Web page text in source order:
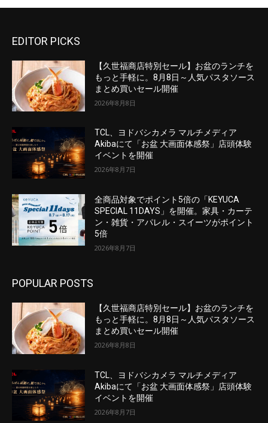
EDITOR PICKS
【久世福商店特別セール】お盆のランチを
もっと手軽に。8月8日～人気パスタソース
まとめ買いセール開催
2026年8月8日
TCL、ヨドバシカメラ マルチメディア
Akibaにて「お盆 大画面体感祭」店頭体験
イベントを開催
2026年8月7日
全商品対象でポイント5倍の「KEYUCA
SPECIAL 11DAYS」を開催。家具・カーテ
ン・雑貨・アパレル・スイーツがポイント
5倍
2026年8月7日
POPULAR POSTS
【久世福商店特別セール】お盆のランチを
もっと手軽に。8月8日～人気パスタソース
まとめ買いセール開催
2026年8月8日
TCL、ヨドバシカメラ マルチメディア
Akibaにて「お盆 大画面体感祭」店頭体験
イベントを開催
2026年8月7日